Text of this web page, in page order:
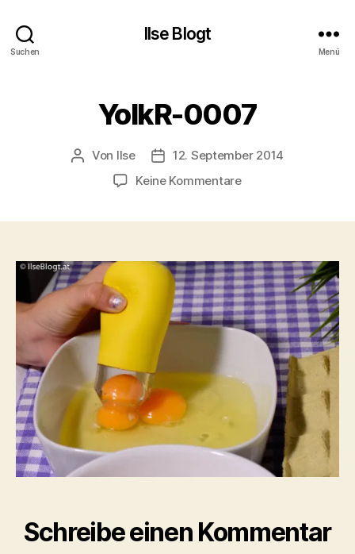
Suchen
Ilse Blogt
Menü
YolkR-0007
Beitragsautor
Von Ilse Beitragsdatum
12. September 2014
Keine Kommentarezu
Schreibe einen Kommentar